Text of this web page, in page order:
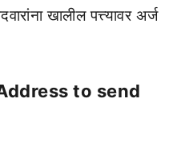
खालील पत्त्यावर अर्ज
(Address to send